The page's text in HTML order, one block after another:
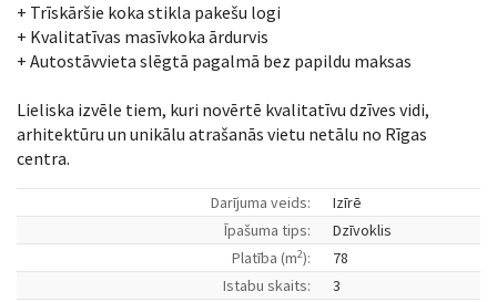
+ Trīskāršie koka stikla pakešu logi
+ Kvalitatīvas masīvkoka ārdurvis
+ Autostāvvieta slēgtā pagalmā bez papildu maksas
Lieliska izvēle tiem, kuri novērtē kvalitatīvu dzīves vidi,
arhitektūru un unikālu atrašanās vietu netālu no Rīgas
centra.
Darījuma veids:
Izīrē
Īpašuma tips:
Dzīvoklis
Platība (m2):
78
Istabu skaits:
3